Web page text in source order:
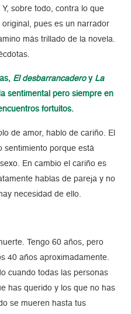
sobre todo, contra lo que
pues es un narrador
más trillado de la novela.
El desbarrancaderoy La
sentimental pero siempre en
fortuitos.
de amor, hablo de cariño. El
sentimiento porque está
En cambio el cariño es
hablas de pareja y no
necesidad de ello.
Tengo 60 años, pero
40 años aproximadamente.
cuando todas las personas
has querido y los que no has
se mueren hasta tus